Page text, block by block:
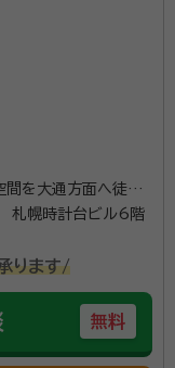
間を大通方面へ徒歩
札幌時計台ビル6階
ります/
無料